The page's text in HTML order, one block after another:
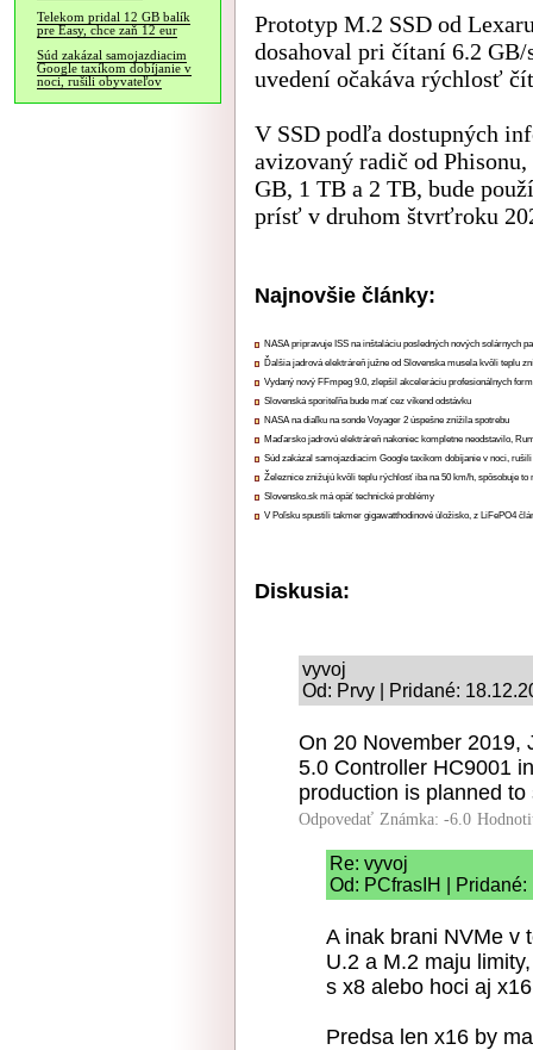
Telekom pridal 12 GB balík
pre Easy, chce zaň 12 eur
Súd zakázal samojazdiacim
Google taxíkom dobíjanie v
noci, rušili obyvateľov
Prototyp M.2 SSD od
dosahoval pri čítaní 6.2
uvedení očakáva rýchlosť
V SSD podľa dostupných
avizovaný radič od
GB, 1 TB a 2 TB, bude
prísť v druhom štvrťroku
Najnovšie články:
NASA pripravuje ISS na inštaláciu posledných nových solárnych
Ďalšia jadrová elektráreň južne od Slovenska musela kvôli teplu
Vydaný nový FFmpeg 9.0, zlepšil akceleráciu profesionálnych
Slovenská sporiteľňa bude mať cez víkend odstávku
NASA na diaľku na sonde Voyager 2 úspešne znížila spotrebu
Maďarsko jadrovú elektráreň nakoniec kompletne neodstavilo,
Súd zakázal samojazdiacim Google taxíkom dobíjanie v noci,
Železnice znižujú kvôli teplu rýchlosť iba na 50 km/h, spôsobuje to
Slovensko.sk má opäť technické problémy
V Poľsku spustili takmer gigawatthodinové úložisko, z LiFePO4
Diskusia:
vyvoj
Od: Prvy | Pridané:
On 20 November 2019,
5.0 Controller HC9001
production is planned
Odpovedať Známka: -6.0
Re: vyvoj
Od: PCfrasIH |
A inak brani NVMe v
U.2 a M.2 maju
s x8 alebo hoci aj
Predsa len x16 by